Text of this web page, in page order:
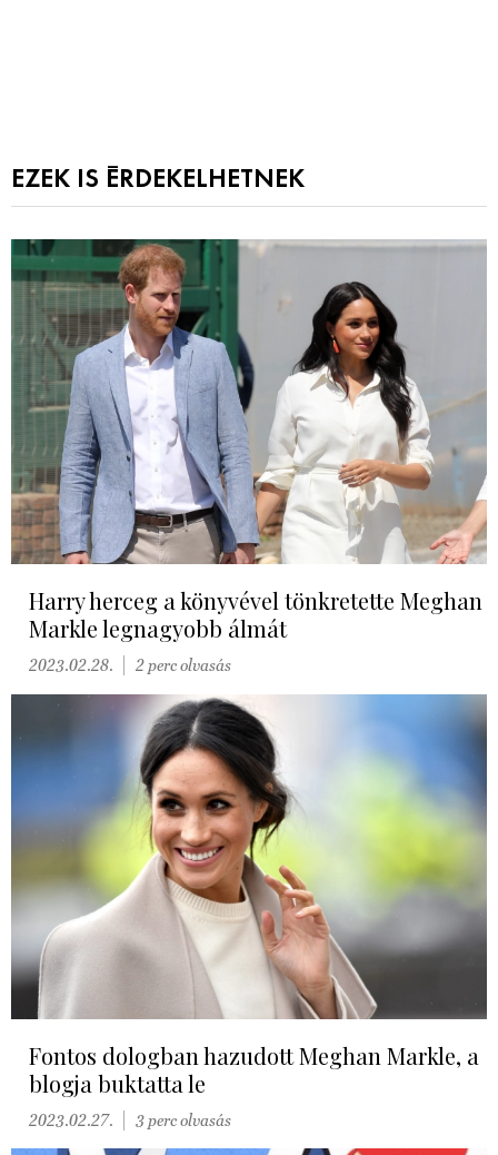
EZEK IS ÉRDEKELHETNEK
Harry herceg a könyvével tönkretette Meghan
Markle legnagyobb álmát
2023.02.28. 2 perc olvasás
Fontos dologban hazudott Meghan Markle, a
blogja buktatta le
2023.02.27. 3 perc olvasás